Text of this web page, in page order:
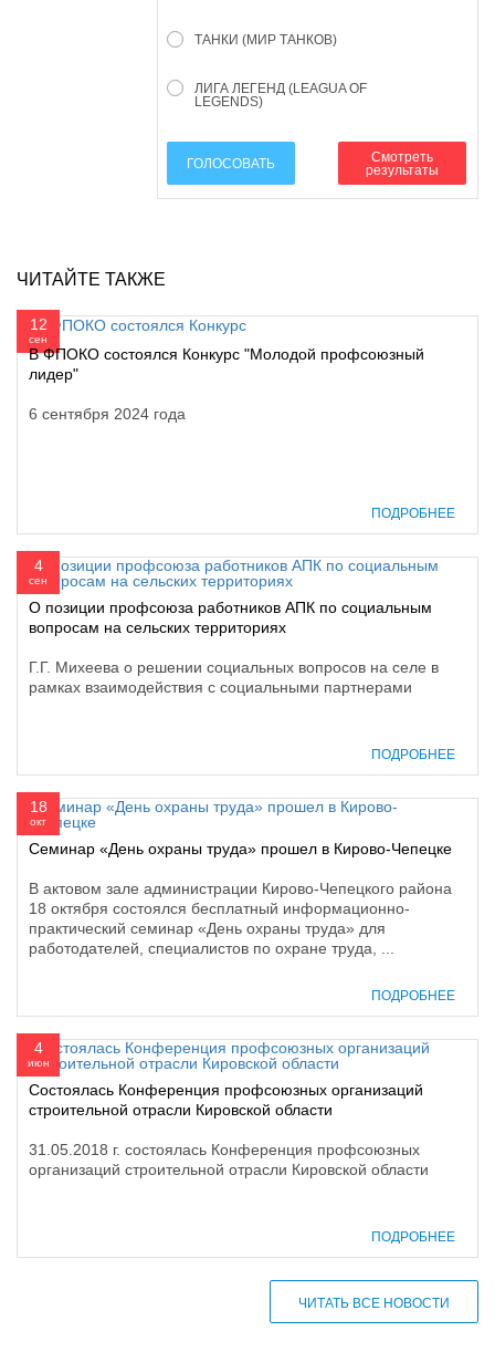
ТАНКИ (МИР ТАНКОВ)
ЛИГА ЛЕГЕНД (LEAGUA OF
LEGENDS)
ГОЛОСОВАТЬ
Смотреть
результаты
ЧИТАЙТЕ ТАКЖЕ
12
сен
В ФПОКО состоялся Конкурс "Молодой профсоюзный
лидер"
6 сентября 2024 года
ПОДРОБНЕЕ
4
сен
О позиции профсоюза работников АПК по социальным
вопросам на сельских территориях
Г.Г. Михеева о решении социальных вопросов на селе в
рамках взаимодействия с социальными партнерами
ПОДРОБНЕЕ
18
окт
Семинар «День охраны труда» прошел в Кирово-Чепецке
В актовом зале администрации Кирово-Чепецкого района
18 октября состоялся бесплатный информационно-
практический семинар «День охраны труда» для
работодателей, специалистов по охране труда, ...
ПОДРОБНЕЕ
4
июн
Состоялась Конференция профсоюзных организаций
строительной отрасли Кировской области
31.05.2018 г. состоялась Конференция профсоюзных
организаций строительной отрасли Кировской области
ПОДРОБНЕЕ
ЧИТАТЬ ВСЕ НОВОСТИ